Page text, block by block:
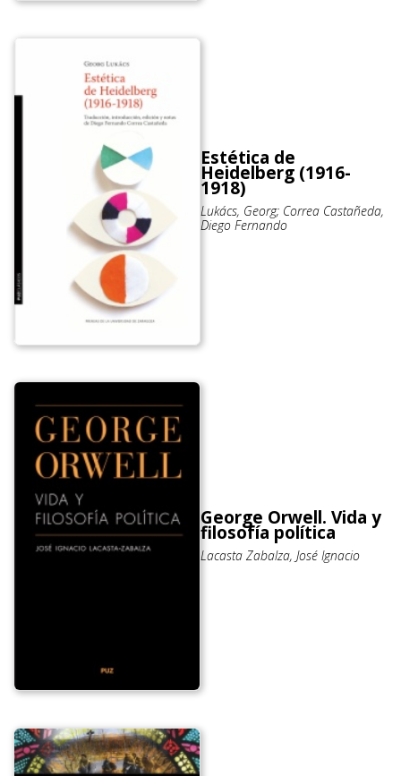
Estética de
Heidelberg (1916-
1918)
Lukács, Georg; Correa Castañeda,
Diego Fernando
George Orwell. Vida y
filosofía política
Lacasta Zabalza, José Ignacio